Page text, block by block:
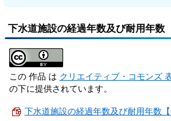
下水道施設の経過年数及び耐用年数
この 作品 は クリエイティブ・コモンズ
の下に提供されています。
下水道施設の経過年数及び耐用年数